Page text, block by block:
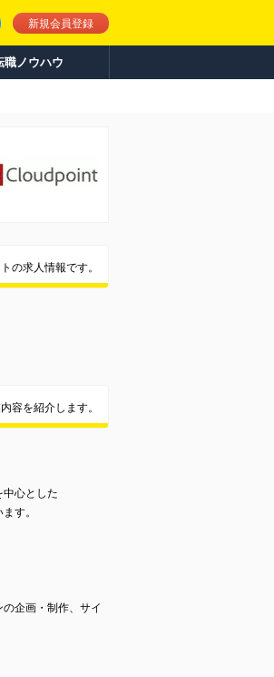
新規会員登録
職ノウハウ
の求人情報です。
容を紹介します。
心とした
す。
企画・制作、サイ